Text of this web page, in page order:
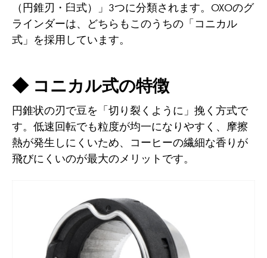
（円錐刃・臼式）」3つに分類されます。OXOのグ
ラインダーは、どちらもこのうちの「コニカル
式」を採用しています。
◆ コニカル式の特徴
円錐状の刃で豆を「切り裂くように」挽く方式で
す。低速回転でも粒度が均一になりやすく、摩擦
熱が発生しにくいため、コーヒーの繊細な香りが
飛びにくいのが最大のメリットです。